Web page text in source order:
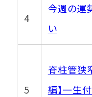
4
今週の運
い
5
脊柱管狭
編】一生